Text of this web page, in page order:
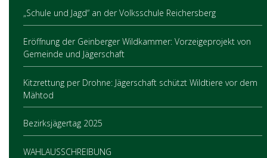
„Schule und Jagd“ an der Volksschule Reichersberg
Eröffnung der Geinberger Wildkammer: Vorzeigeprojekt von
Gemeinde und Jägerschaft
Kitzrettung per Drohne: Jägerschaft schützt Wildtiere vor dem
Mähtod
Bezirksjägertag 2025
WAHLAUSSCHREIBUNG